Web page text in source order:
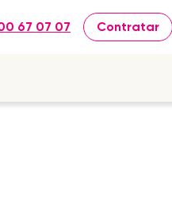
67 07 07 Contratar